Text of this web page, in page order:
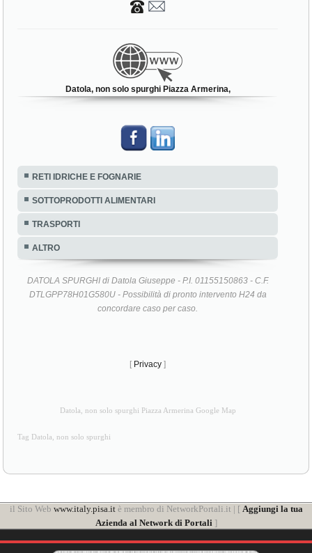
Datola, non solo spurghi Piazza Armerina,
RETI IDRICHE E FOGNARIE
SOTTOPRODOTTI ALIMENTARI
TRASPORTI
ALTRO
DATOLA SPURGHI di Datola Giuseppe - P.I. 01155150863 - C.F.
DTLGPP78H01G580U - Possibilità di pronto intervento H24 da
concordare caso per caso.
[ Privacy ]
Datola, non solo spurghi Piazza Armerina Google Map
Tag Datola, non solo spurghi
il Sito Web www.italy.pisa.itè membro di NetworkPortali.it | [ Aggiungi la tua
Azienda al Network di Portali ]